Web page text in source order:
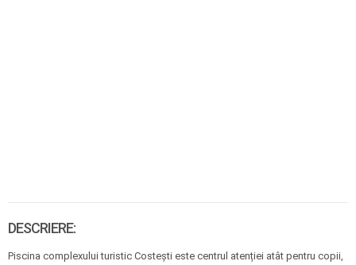
DESCRIERE:
Piscina complexului turistic Costești este centrul atenției atât pentru copii,